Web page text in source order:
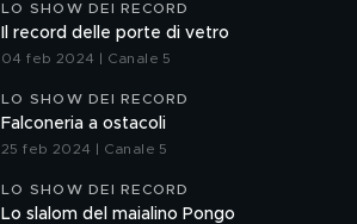
LO SHOW DEI RECORD
Il record delle porte di vetro
04 feb 2024 | Canale 5
LO SHOW DEI RECORD
Falconeria a ostacoli
25 feb 2024 | Canale 5
LO SHOW DEI RECORD
Lo slalom del maialino Pongo